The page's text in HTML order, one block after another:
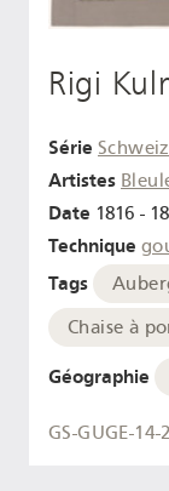
Rigi
Série
Artistes
Date 1816 -
Technique
Tags
Chaise à
Géographie
GS-GUGE-14-